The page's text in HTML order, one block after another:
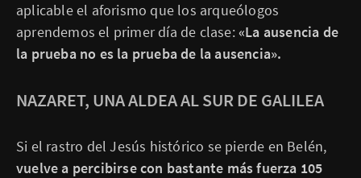
aplicable el aforismo que los arqueólogos
aprendemos el primer día de clase:«La ausencia de
la prueba no es la prueba de la ausencia».
NAZARET, UNA ALDEA AL SUR DE GALILEA
Si el rastro del Jesús histórico se pierde en Belén,
vuelve a percibirse con bastante más fuerza 105